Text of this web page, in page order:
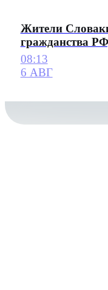
Жители
гражданства
08:13
6 АВГ